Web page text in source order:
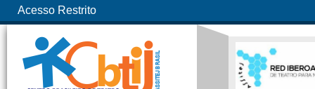
Acesso Restrito